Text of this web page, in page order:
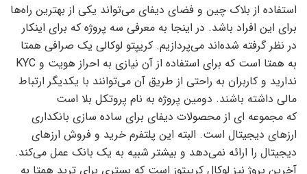
استفاده از بلاک چین و فضای دیفای می‌تواند یکی از بهترین راه‌‌ها
برای این افراد باشد. در اینجا به معرفی سه پروژه که برای اینکار
در نظر گرفته شده‌اند می‌پردازیم. کریپتو لوکالی یک صرافی همتا
به همتا است که برای استفاده از آن نیازی به احراز هویت و KYC
ندارید و کاربران به راحتی از طریق آن می‌توانند با یکدیگر ارتباط
مالی داشته باشند. دومین پروژه به نام پروتکل بلا است
که مجموعه ای از محصولات دیفای برای ساده سازی بانکداری
ارزهای دیجیتال است. البته این پلتفرم خرید و فروش ارزهای
دیجیتال را ارائه نمی‌دهد و بیشتر شبیه به یک بانک عمل می‌کند.
آخرین پروژ نیز لوکال کریپتوز است که بستری برای ترید همتا به